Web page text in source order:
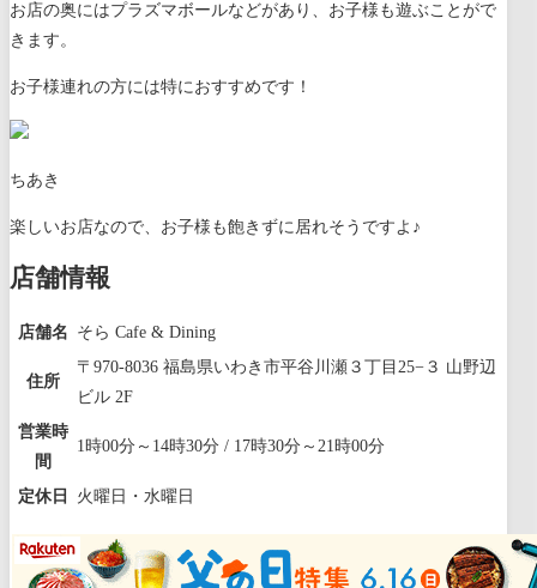
お店の奥にはプラズマボールなどがあり、お子様も遊ぶことがで
きます。
お子様連れの方には特におすすめです！
ちあき
楽しいお店なので、お子様も飽きずに居れそうですよ♪
店舗情報
店舗名 そら Cafe & Dining
住所
〒970-8036 福島県いわき市平谷川瀬３丁目25−３ 山野辺
ビル 2F
営業時
間
1時00分～14時30分 / 17時30分～21時00分
定休日 火曜日・水曜日